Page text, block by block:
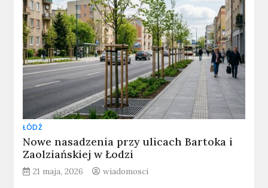
ŁÓDŹ
Nowe nasadzenia przy ulicach Bartoka i
Zaolziańskiej w Łodzi
21 maja, 2026 wiadomosci